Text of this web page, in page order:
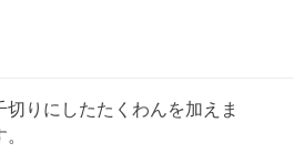
切りにしたたくわんを加えま